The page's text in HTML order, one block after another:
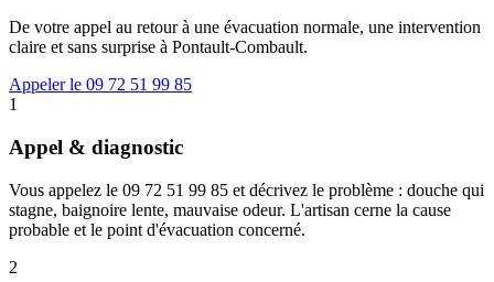
De votre appel au retour à une évacuation normale, une intervention
claire et sans surprise à Pontault-Combault.
Appeler le 09 72 51 99 85
1
Appel & diagnostic
Vous appelez le 09 72 51 99 85 et décrivez le problème : douche qui
stagne, baignoire lente, mauvaise odeur. L'artisan cerne la cause
probable et le point d'évacuation concerné.
2